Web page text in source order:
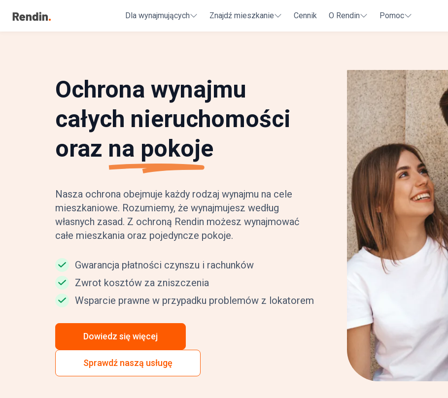
Dla wynajmujących Znajdź mieszkanie Cennik O Rendin Pomoc
Ochrona wynajmu
całych nieruchomości
oraz na pokoje
Nasza ochrona obejmuje każdy rodzaj wynajmu na cele
mieszkaniowe. Rozumiemy, że wynajmujesz według
własnych zasad. Z ochroną Rendin możesz wynajmować
całe mieszkania oraz pojedyncze pokoje.
Gwarancja płatności czynszu i rachunków
Zwrot kosztów za zniszczenia
Wsparcie prawne w przypadku problemów z lokatorem
Dowiedz się więcej
Sprawdź naszą usługę